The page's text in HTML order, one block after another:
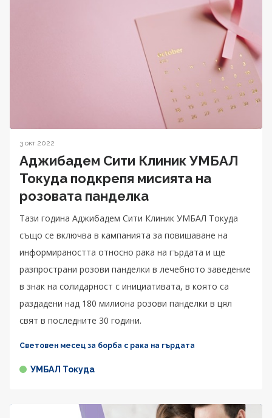
3 окт 2022
Аджибадем Сити Клиник УМБАЛ
Токуда подкрепя мисията на
розовата панделка
Тази година Аджибадем Сити Клиник УМБАЛ Токуда
също се включва в кампанията за повишаване на
информираността относно рака на гърдата и ще
разпространи розови панделки в лечебното заведение
в знак на солидарност с инициативата, в която са
раздадени над 180 милиона розови панделки в цял
свят в последните 30 години.
Световен месец за борба с рака на гърдата
УМБАЛ Токуда